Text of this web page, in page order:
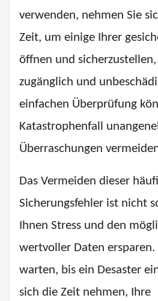
verwenden, nehmen Sie
Zeit, um einige Ihrer
öffnen und sicherzustellen,
zugänglich und
einfachen Überprüfung
Katastrophenfall
Überraschungen
Das Vermeiden dieser
Sicherungsfehler ist nicht
Ihnen Stress und den
wertvoller Daten ersparen.
warten, bis ein Desaster
sich die Zeit nehmen, Ihre